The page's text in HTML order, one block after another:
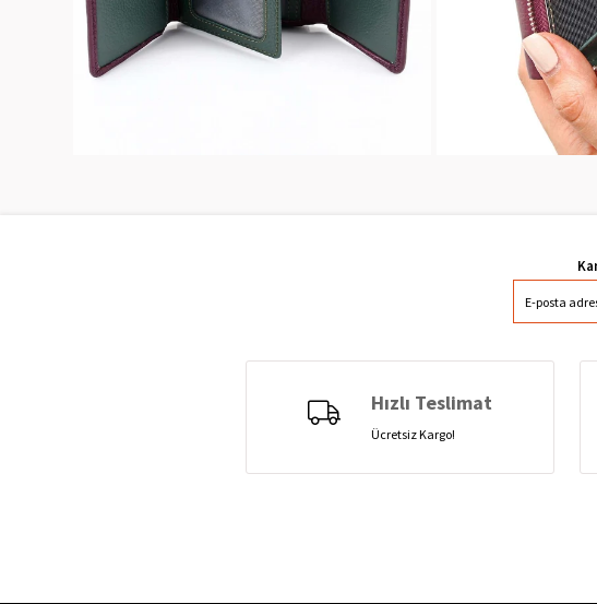
Hızlı Teslimat
Ücretsiz Kargo!